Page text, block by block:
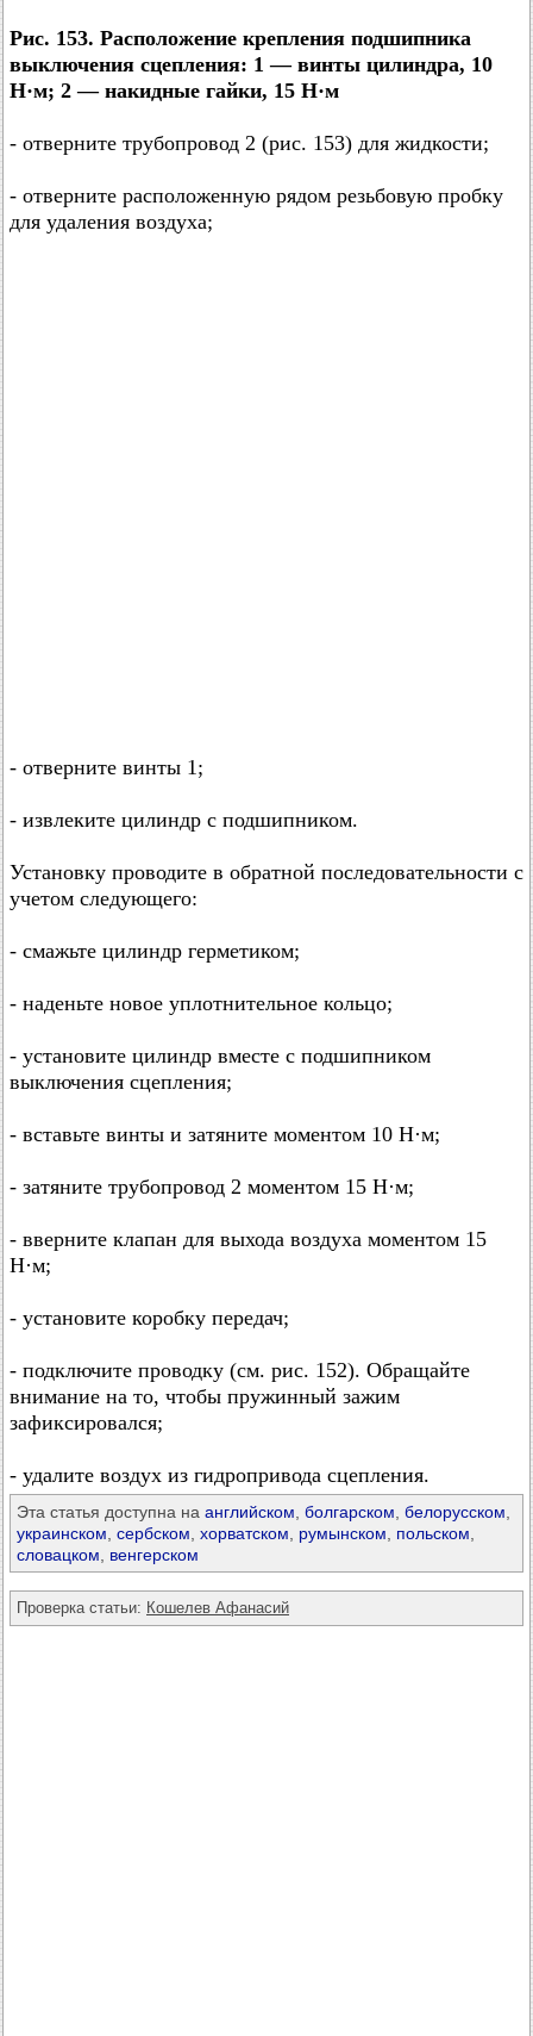
Рис. 153. Расположение крепления подшипника
выключения сцепления: 1 — винты цилиндра, 10
Н·м; 2 — накидные гайки, 15 Н·м
- отверните трубопровод 2 (рис. 153) для жидкости;
- отверните расположенную рядом резьбовую пробку
для удаления воздуха;
- отверните винты 1;
- извлеките цилиндр с подшипником.
Установку проводите в обратной последовательности с
учетом следующего:
- смажьте цилиндр герметиком;
- наденьте новое уплотнительное кольцо;
- установите цилиндр вместе с подшипником
выключения сцепления;
- вставьте винты и затяните моментом 10 Н·м;
- затяните трубопровод 2 моментом 15 Н·м;
- вверните клапан для выхода воздуха моментом 15
Н·м;
- установите коробку передач;
- подключите проводку (см. рис. 152). Обращайте
внимание на то, чтобы пружинный зажим
зафиксировался;
- удалите воздух из гидропривода сцепления.
Эта статья доступна на английском болгарском белорусском
украинском сербском хорватском румынском польском
словацком
венгерском
Проверка статьи: Кошелев Афанасий